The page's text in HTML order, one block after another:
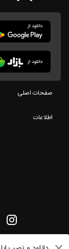
صفحات اصلی
اطلاعات